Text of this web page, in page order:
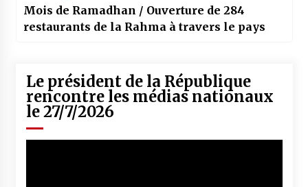
Mois de Ramadhan / Ouverture de 284
restaurants de la Rahma à travers le pays
Le président de la République
rencontre les médias nationaux
le 27/7/2026